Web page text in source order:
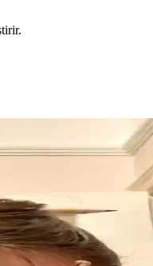
esere canlılık katarak
Proje detayları ve